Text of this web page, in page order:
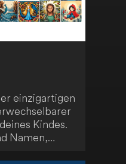
einzigartigen
Kindes.
Namen,